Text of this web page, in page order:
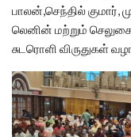
பாலன்,செந்தில் குமார்,
லெனின் மற்றும்
சுடரொளி விருதுகள்